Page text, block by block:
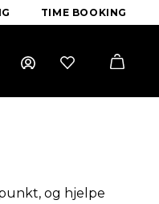
TIME BOOKING
og hjelpe